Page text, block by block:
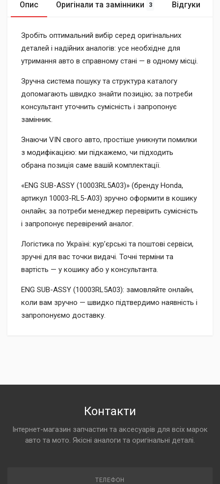
Опис Оригінали та замінники 3 Відгуки
Зробіть оптимальний вибір серед оригінальних
деталей і надійних аналогів: усе необхідне для
утримання авто в справному стані — в одному місці.
Зручна система пошуку та структура каталогу
допомагають швидко знайти позицію; за потреби
консультант уточнить сумісність і запропонує
замінник.
Знаючи VIN свого авто, простіше уникнути помилки
з модифікацією: ми підкажемо, чи підходить
обрана позиція саме вашій комплектації.
«ENG SUB-ASSY (10003RL5A03)» (бренду Honda,
артикул 10003-RL5-A03) зручно оформити в кошику
онлайн; за потреби менеджер перевірить сумісність
і запропонує перевірений аналог.
Логістика по Україні: кур’єрські та поштові сервіси,
зручні для вас точки видачі. Точні терміни та
вартість — у кошику або у консультанта.
ENG SUB-ASSY (10003RL5A03): замовляйте онлайн,
коли вам зручно — швидко підтвердимо наявність і
запропонуємо доставку.
Контакти
Інтернет-магазин запчастин та аксесуарів для всіх марок
авто та мото. Якісні аналоги та оригінальні деталі.
ТЕЛЕФОН